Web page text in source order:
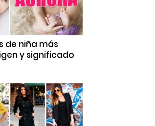
de niña más
y significado